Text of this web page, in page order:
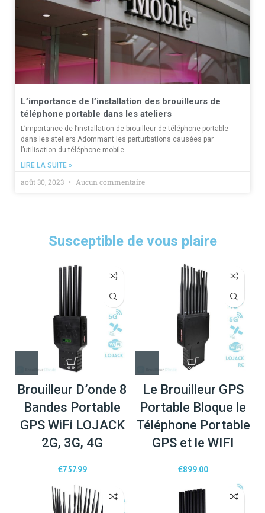
L’importance de l’installation des brouilleurs de
téléphone portable dans les ateliers
L’importance de l’installation de brouilleur de téléphone portable
dans les ateliers Adommant les perturbations causées par
l’utilisation du téléphone mobile
LIRE LA SUITE »
août 30, 2023 Aucun commentaire
Susceptible de vous plaire
Brouilleur D’onde 8
Bandes Portable
GPS WiFi LOJACK
2G, 3G, 4G
€757.99
Le Brouilleur GPS
Portable Bloque le
Téléphone Portable
GPS et le WIFI
€899.00